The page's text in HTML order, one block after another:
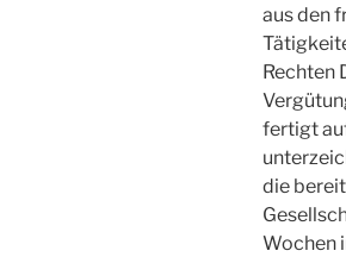
aus den
Rechten
fertigt
die
Wochen